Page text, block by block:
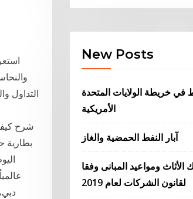
التداول
شرح
بطارية
New Posts
في خريطة الولايات المتحدة
الأمريكية
آبار النفط الحمضية والغاز
ومواعيد المبانى وفقا
لقانون الشركات لعام 2019